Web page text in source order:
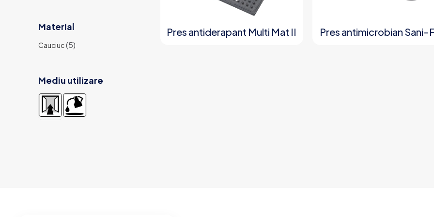
Material
Cauciuc(5)
Mediu utilizare
Pres antiderapant Multi Mat II Pres antimicrobian Sani-